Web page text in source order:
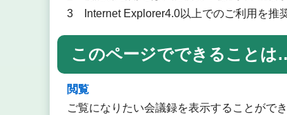
3 Internet Explorer4.0以上でのご利用を推奨
このページでできることは
閲覧
ご覧になりたい会議録を表示することがで